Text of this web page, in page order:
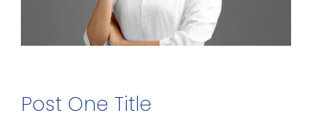
Post One Title